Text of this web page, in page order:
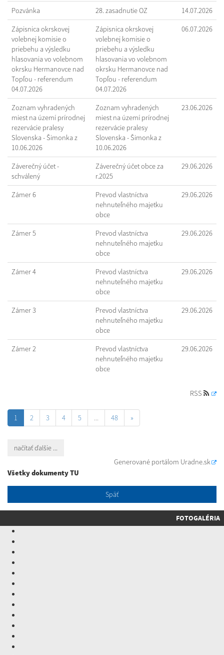
Pozvánka 28. zasadnutie OZ 14.07.2026
Zápisnica okrskovej
volebnej komisie o
priebehu a výsledku
hlasovania vo volebnom
okrsku Hermanovce nad
Topľou - referendum
04.07.2026
Zápisnica okrskovej
volebnej komisie o
priebehu a výsledku
hlasovania vo volebnom
okrsku Hermanovce nad
Topľou - referendum
04.07.2026
06.07.2026
Zoznam vyhradených
miest na území prírodnej
rezervácie pralesy
Slovenska - Šimonka z
10.06.2026
Zoznam vyhradených
miest na území prírodnej
rezervácie pralesy
Slovenska - Šimonka z
10.06.2026
23.06.2026
Záverečný účet -
schválený
Záverečný účet obce za
r.2025
29.06.2026
Zámer 6
Prevod vlastníctva
nehnuteľného majetku
obce
29.06.2026
Zámer 5
Prevod vlastníctva
nehnuteľného majetku
obce
29.06.2026
Zámer 4
Prevod vlastníctva
nehnuteľného majetku
obce
29.06.2026
Zámer 3
Prevod vlastníctva
nehnuteľného majetku
obce
29.06.2026
Zámer 2
Prevod vlastníctva
nehnuteľného majetku
obce
29.06.2026
RSS
1 2 3 4 5 ... 48 »
načítať ďalšie ...
Generované portálom Uradne.sk
Všetky dokumenty TU
Späť
FOTOGALÉRIA